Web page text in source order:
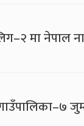
मा नेपाल
गाउँपालिका–७